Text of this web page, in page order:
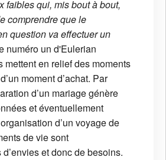
faibles qui, mis bout à bout,
comprendre que le
question va effectuer un
numéro un d'Eulerian
mettent en relief des moments
moment d’achat. Par
d’un mariage génère
et éventuellement
d’un voyage de
de vie sont
et donc de besoins.